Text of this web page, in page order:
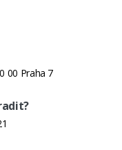
00 Praha 7